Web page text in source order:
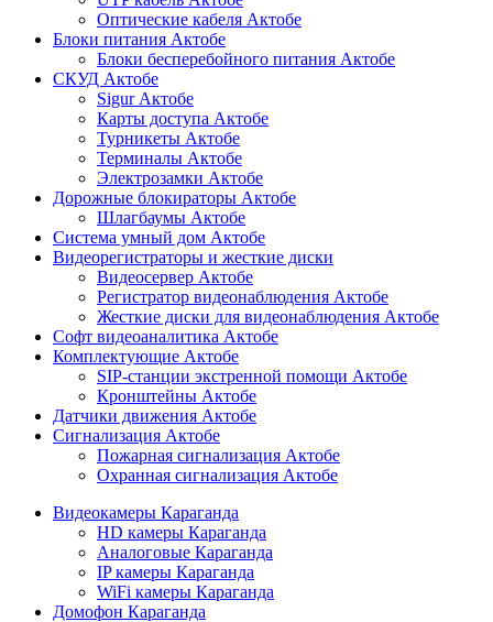
Оптические кабеля Актобе
Блоки питания Актобе
Блоки бесперебойного питания Актобе
СКУД Актобе
Sigur Актобе
Карты доступа Актобе
Турникеты Актобе
Терминалы Актобе
Электрозамки Актобе
Дорожные блокираторы Актобе
Шлагбаумы Актобе
Система умный дом Актобе
Видеорегистраторы и жесткие диски
Видеосервер Актобе
Регистратор видеонаблюдения Актобе
Жесткие диски для видеонаблюдения Актобе
Софт видеоаналитика Актобе
Комплектующие Актобе
SIP-станции экстренной помощи Актобе
Кронштейны Актобе
Датчики движения Актобе
Сигнализация Актобе
Пожарная сигнализация Актобе
Охранная сигнализация Актобе
Видеокамеры Караганда
HD камеры Караганда
Аналоговые Караганда
IP камеры Караганда
WiFi камеры Караганда
Домофон Караганда